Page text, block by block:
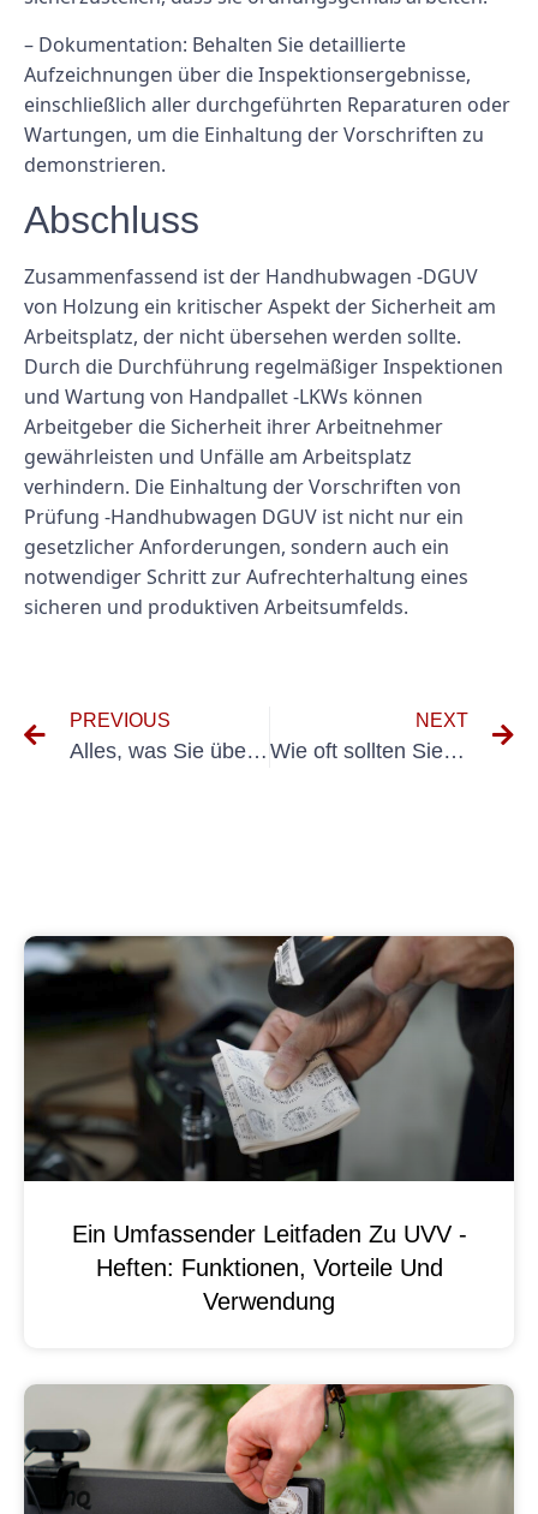
– Dokumentation: Behalten Sie detaillierte
Aufzeichnungen über die Inspektionsergebnisse,
einschließlich aller durchgeführten Reparaturen oder
Wartungen, um die Einhaltung der Vorschriften zu
demonstrieren.
Abschluss
Zusammenfassend ist der Handhubwagen -DGUV
von Holzung ein kritischer Aspekt der Sicherheit am
Arbeitsplatz, der nicht übersehen werden sollte.
Durch die Durchführung regelmäßiger Inspektionen
und Wartung von Handpallet -LKWs können
Arbeitgeber die Sicherheit ihrer Arbeitnehmer
gewährleisten und Unfälle am Arbeitsplatz
verhindern. Die Einhaltung der Vorschriften von
Prüfung -Handhubwagen DGUV ist nicht nur ein
gesetzlicher Anforderungen, sondern auch ein
notwendiger Schritt zur Aufrechterhaltung eines
sicheren und produktiven Arbeitsumfelds.
PREVIOUS
Alles, was Sie über die FEM 4.004 -Prüfung wissen müssen: Tipps für den Erfolg
NEXT
Wie oft sollten Sie Ihre tragbaren Geräte auf Updates überprüfen?
Ein Umfassender Leitfaden Zu UVV -
Heften: Funktionen, Vorteile Und
Verwendung